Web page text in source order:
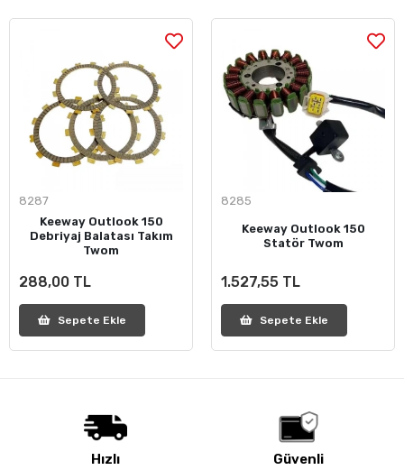
8287
Keeway Outlook 150
Debriyaj Balatası Takım
Twom
288,00 TL
Sepete Ekle
8285
Keeway Outlook 150
Statör Twom
1.527,55 TL
Sepete Ekle
Hızlı Güvenli